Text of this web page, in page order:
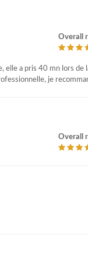
Overall
elle a pris 40 mn lors de
je
Overall